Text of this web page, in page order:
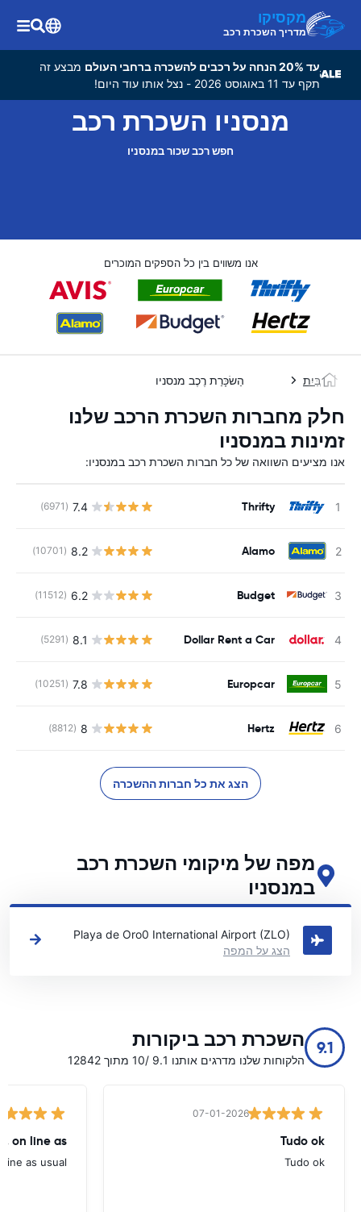
מקסיקו
מדריך השכרת רכב
עד 20% הנחה על רכבים להשכרה ברחבי העולם
מבצע זה
תקף עד 11 באוגוסט 2026 - נצל אותו עוד היום!
מנסניו השכרת רכב
חפש רכב שכור במנסניו
אנו משווים בין כל הספקים המוכרים
בַּיִת הַשׂכָּרַת רֶכֶב מנסניו
חלק מחברות השכרת הרכב שלנו
זמינות במנסניו
אנו מציעים השוואה של כל חברות השכרת רכב במנסניו:
Thrifty
7.4
(6971)
Alamo
8.2
(10701)
Budget
6.2
(11512)
Dollar Rent a Car
8.1
(5291)
Europcar
7.8
(10251)
Hertz
8
(8812)
הצג את כל חברות ההשכרה
מפה של מיקומי השכרת רכב
במנסניו
ראה את מיקומי השכרת הרכב העיקריים שלנו במנסניו
Playa de Oro0 International Airport (ZLO)
הצג על המפה
9.1 השכרת רכב ביקורות
הלקוחות שלנו מדרגים אותנו 9.1 /10 מתוך 12842
07-01-2026
Tudo ok
Tudo ok
, on line as
as usual.